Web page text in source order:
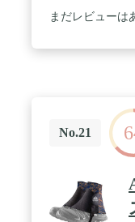
まだレビューは
No.21